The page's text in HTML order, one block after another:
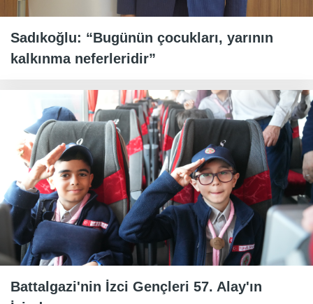
Sadıkoğlu: “Bugünün çocukları, yarının
kalkınma neferleridir”
Battalgazi'nin İzci Gençleri 57. Alay'ın